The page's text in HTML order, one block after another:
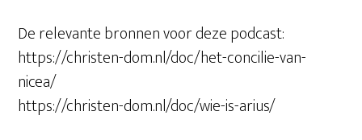
De relevante bronnen voor deze podcast:
https://christen-dom.nl/doc/het-concilie-van-
nicea/
https://christen-dom.nl/doc/wie-is-arius/ ‭‭